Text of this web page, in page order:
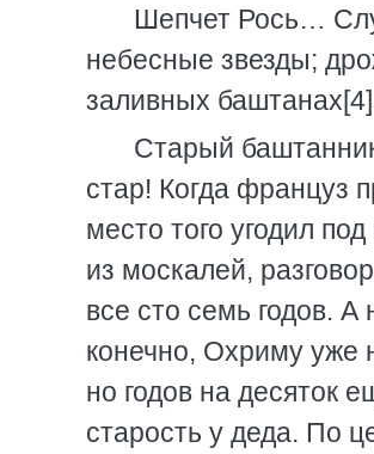
Шепчет Рось…
небесные звезды;
заливных
Старый
стар! Когда француз
место того угодил
из москалей,
все сто семь годов.
конечно, Охриму уже
но годов на десяток
старость у деда. По